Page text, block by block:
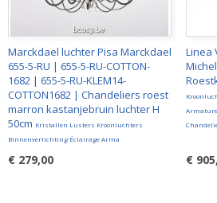
Marckdael luchter Pisa Marckdael
655-5-RU | 655-5-RU-COTTON-
1682 | 655-5-RU-KLEM14-
COTTON1682 | Chandeliers roest
marron kastanjebruin luchter H
50cm Kristallen Lusters Kroonluchters
Binnenverlichting Éclairage Arma
€ 279,00
Linea
€